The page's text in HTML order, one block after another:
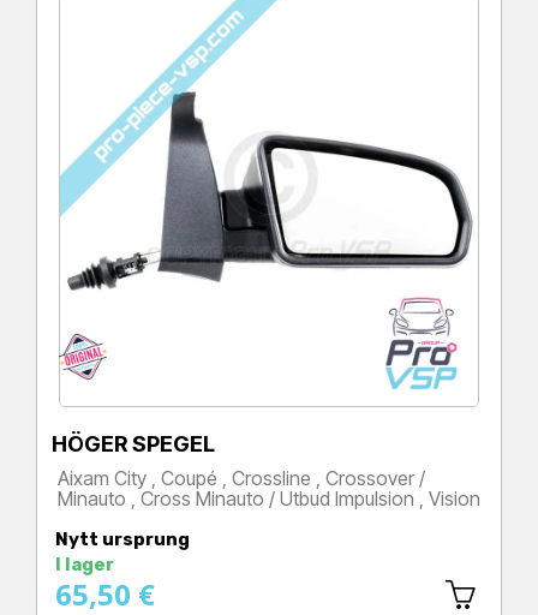
HÖGER SPEGEL
Aixam City , Coupé , Crossline , Crossover /
Minauto , Cross Minauto / Utbud Impulsion , Vision
Nytt ursprung
I lager
65,50 €